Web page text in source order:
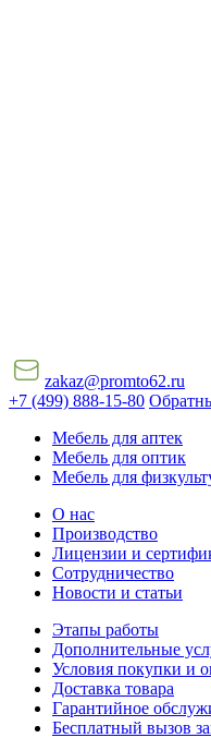
zakaz@promto62.ru
+7 (499) 888-15-80
Мебель для аптек
Мебель для оптик
Мебель для
О нас
Производство
Лицензии и
Сотрудничество
Новости и статьи
Этапы работы
Дополнительные
Условия покупки и
Доставка товара
Гарантийное
Бесплатный вызов